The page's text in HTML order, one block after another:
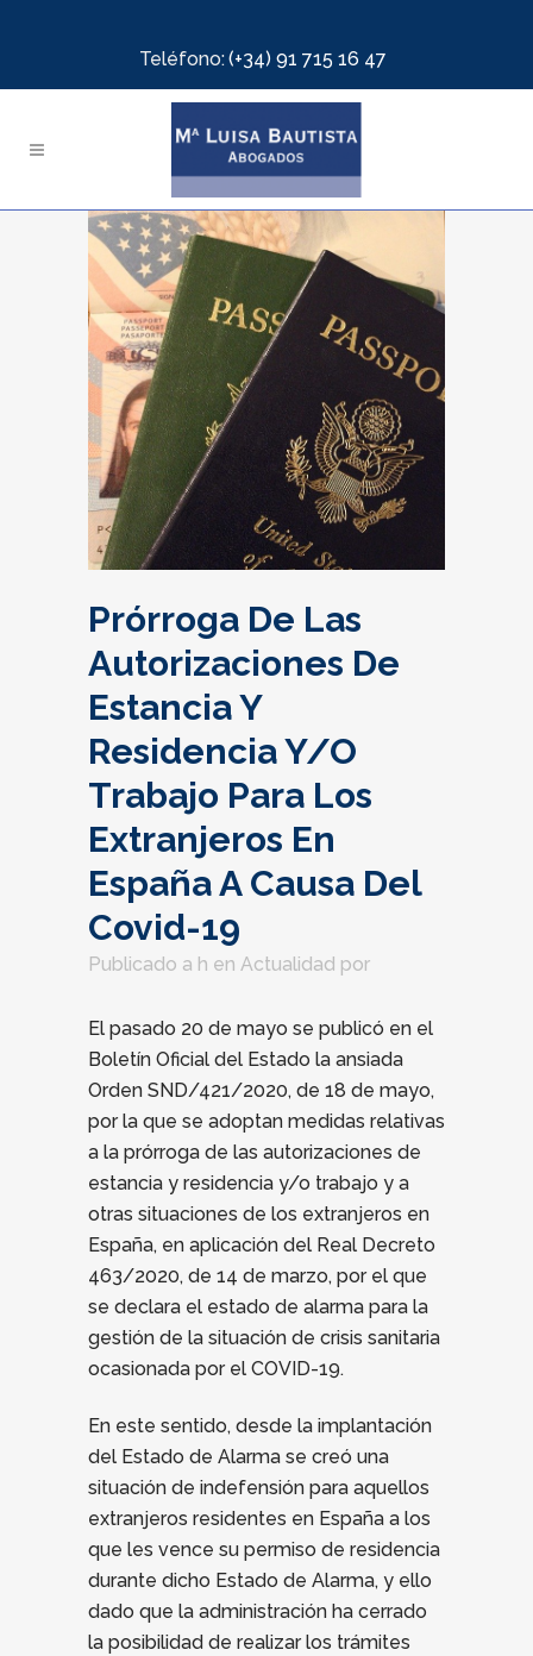
Teléfono:(+34) 91 715 16 47
Prórroga De Las
Autorizaciones De
Estancia Y
Residencia Y/O
Trabajo Para Los
Extranjeros En
España A Causa Del
Covid-19
Publicado a h en Actualidad por
El pasado 20 de mayo se publicó en el
Boletín Oficial del Estado la ansiada
Orden SND/421/2020, de 18 de mayo,
por la que se adoptan medidas relativas
a la prórroga de las autorizaciones de
estancia y residencia y/o trabajo y a
otras situaciones de los extranjeros en
España, en aplicación del Real Decreto
463/2020, de 14 de marzo, por el que
se declara el estado de alarma para la
gestión de la situación de crisis sanitaria
ocasionada por el COVID-19.
En este sentido, desde la implantación
del Estado de Alarma se creó una
situación de indefensión para aquellos
extranjeros residentes en España a los
que les vence su permiso de residencia
durante dicho Estado de Alarma, y ello
dado que la administración ha cerrado
la posibilidad de realizar los trámites